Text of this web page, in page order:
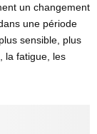
un changement
une période
sensible, plus
la fatigue, les